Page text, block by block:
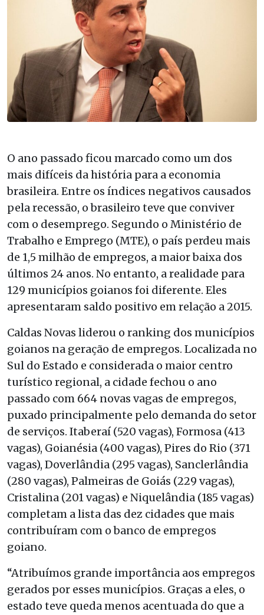
O ano passado ficou marcado como um dos
mais difíceis da história para a economia
brasileira. Entre os índices negativos causados
pela recessão, o brasileiro teve que conviver
com o desemprego. Segundo o Ministério de
Trabalho e Emprego (MTE), o país perdeu mais
de 1,5 milhão de empregos, a maior baixa dos
últimos 24 anos. No entanto, a realidade para
129 municípios goianos foi diferente. Eles
apresentaram saldo positivo em relação a 2015.
Caldas Novas liderou o ranking dos municípios
goianos na geração de empregos. Localizada no
Sul do Estado e considerada o maior centro
turístico regional, a cidade fechou o ano
passado com 664 novas vagas de empregos,
puxado principalmente pelo demanda do setor
de serviços. Itaberaí (520 vagas), Formosa (413
vagas), Goianésia (400 vagas), Pires do Rio (371
vagas), Doverlândia (295 vagas), Sanclerlândia
(280 vagas), Palmeiras de Goiás (229 vagas),
Cristalina (201 vagas) e Niquelândia (185 vagas)
completam a lista das dez cidades que mais
contribuíram com o banco de empregos
goiano.
“Atribuímos grande importância aos empregos
gerados por esses municípios. Graças a eles, o
estado teve queda menos acentuada do que a